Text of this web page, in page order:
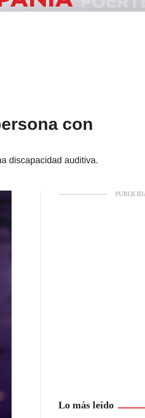
con
discapacidad auditiva.
Lo más leído